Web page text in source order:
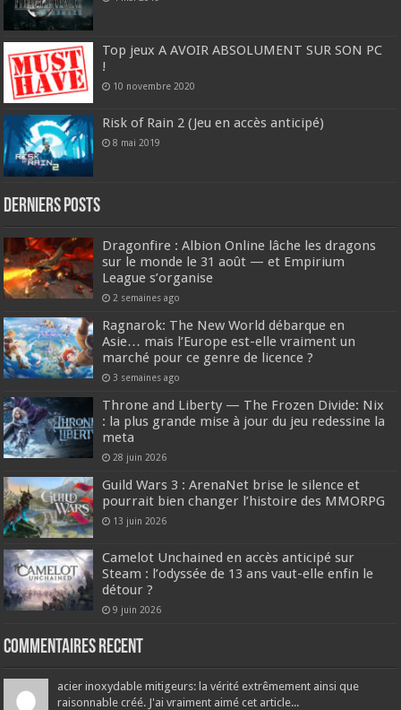
Top jeux A AVOIR ABSOLUMENT SUR SON PC
!
10 novembre 2020
Risk of Rain 2 (Jeu en accès anticipé)
8 mai 2019
DERNIERS Posts
Dragonfire : Albion Online lâche les dragons
sur le monde le 31 août — et Empirium
League s’organise
2 semaines ago
Ragnarok: The New World débarque en
Asie… mais l’Europe est-elle vraiment un
marché pour ce genre de licence ?
3 semaines ago
Throne and Liberty — The Frozen Divide: Nix
: la plus grande mise à jour du jeu redessine la
meta
28 juin 2026
Guild Wars 3 : ArenaNet brise le silence et
pourrait bien changer l’histoire des MMORPG
13 juin 2026
Camelot Unchained en accès anticipé sur
Steam : l’odyssée de 13 ans vaut-elle enfin le
détour ?
9 juin 2026
Commentaires recent
acier inoxydable mitigeurs: la vérité extrêmement ainsi que
raisonnable créé. J'ai vraiment aimé cet article...